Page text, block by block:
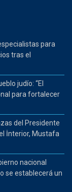
para
tras el
judío: “El
para fortalecer
del Presidente
İnterior, Mustafa
nacional
se establecerá un